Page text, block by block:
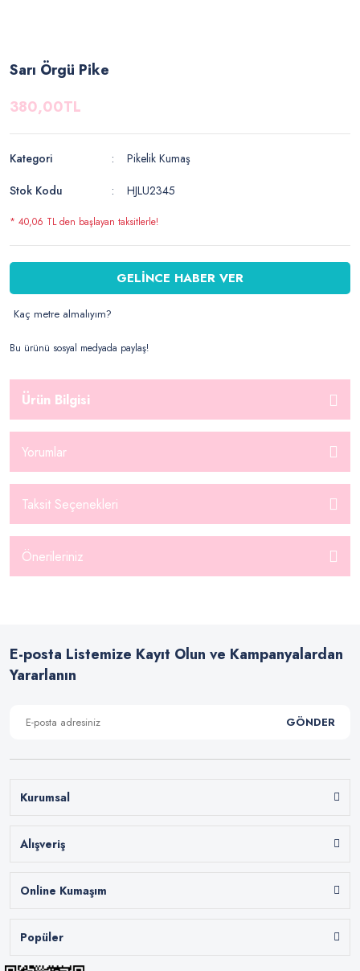
Sarı Örgü Pike
380,00TL
Kategori
Pikelik Kumaş
Stok Kodu
HJLU2345
* 40,06 TL den başlayan taksitlerle!
GELİNCE HABER VER
Kaç metre almalıyım?
Bu ürünü sosyal medyada paylaş!
Ürün Bilgisi
Yorumlar
Taksit Seçenekleri
Önerileriniz
E-posta Listemize Kayıt Olun ve Kampanyalardan
Yararlanın
GÖNDER
Kurumsal
Alışveriş
Online Kumaşım
Popüler